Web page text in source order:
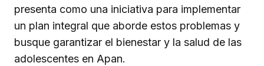
presenta como una iniciativa para implementar
un plan integral que aborde estos problemas y
busque garantizar el bienestar y la salud de las
adolescentes en Apan.